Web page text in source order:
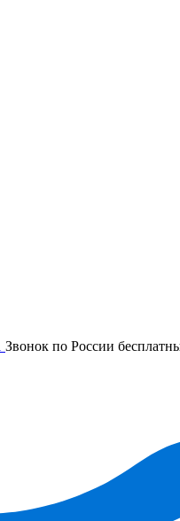
Звонок по России